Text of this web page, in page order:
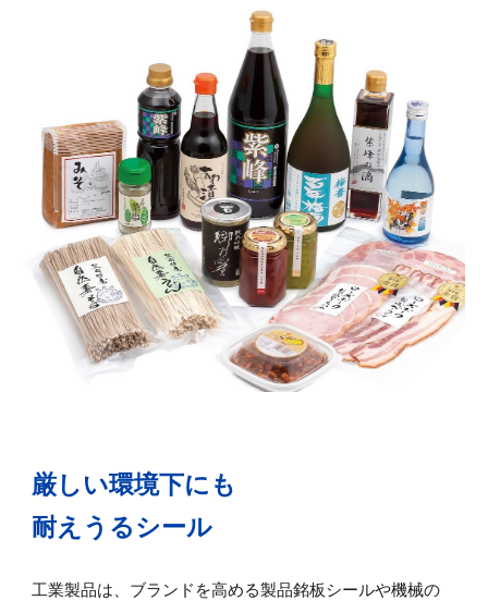
厳しい環境下にも
耐えうるシール
工業製品は、ブランドを高める製品銘板シールや機械の